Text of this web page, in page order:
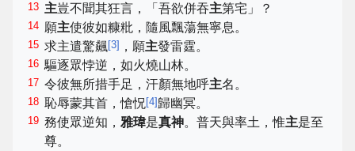
13 主豈不聞其狂言，「吾欲併吞主第宅」？
14 願主使彼如糠粃，隨風飄蕩無寧息。
15 求主遣驚飆[3] ，願主發雷霆。
16 驅逐眾悖逆，如火燒山林。
17 令彼無所措手足，汗顏無地呼主名。
18 恥辱蒙其首，愴怳[4] 歸幽冥。
19 務使眾逆知，雅瑋是真神。普天與率土，惟主是至
尊。